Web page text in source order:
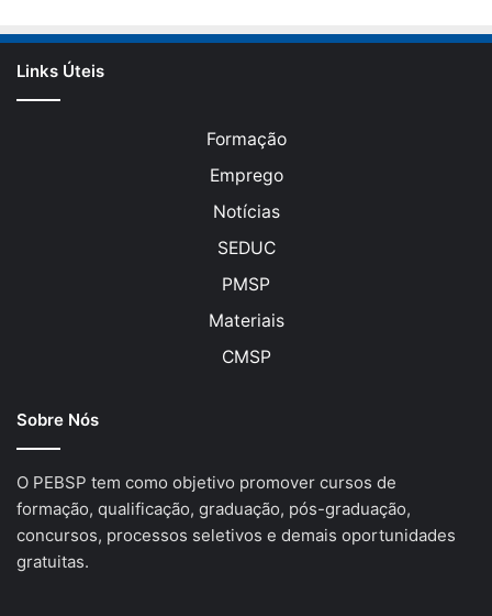
Links Úteis
Formação
Emprego
Notícias
SEDUC
PMSP
Materiais
CMSP
Sobre Nós
O PEBSP tem como objetivo promover cursos de
formação, qualificação, graduação, pós-graduação,
concursos, processos seletivos e demais oportunidades
gratuitas.